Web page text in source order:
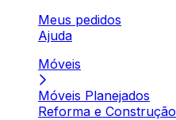
Meus pedidos
Ajuda
Móveis
Móveis Planejados
Reforma e Construção